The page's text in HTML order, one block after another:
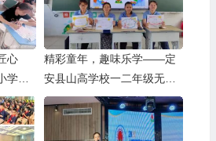
心
学部
纪实
精彩童年，趣味乐学——定
安县山高学校一二年级无纸
化测评活动